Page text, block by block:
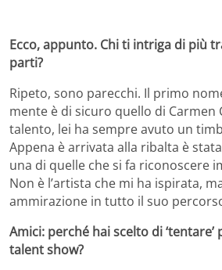
Ecco, appunto. Chi ti intriga di più
parti?
Ripeto, sono parecchi. Il primo
mente è di sicuro quello di Carmen
talento, lei ha sempre avuto un
Appena è arrivata alla ribalta è
una di quelle che si fa riconoscere
Non è l’artista che mi ha ispirata,
ammirazione in tutto il suo
Amici: perché hai scelto di
talent show?